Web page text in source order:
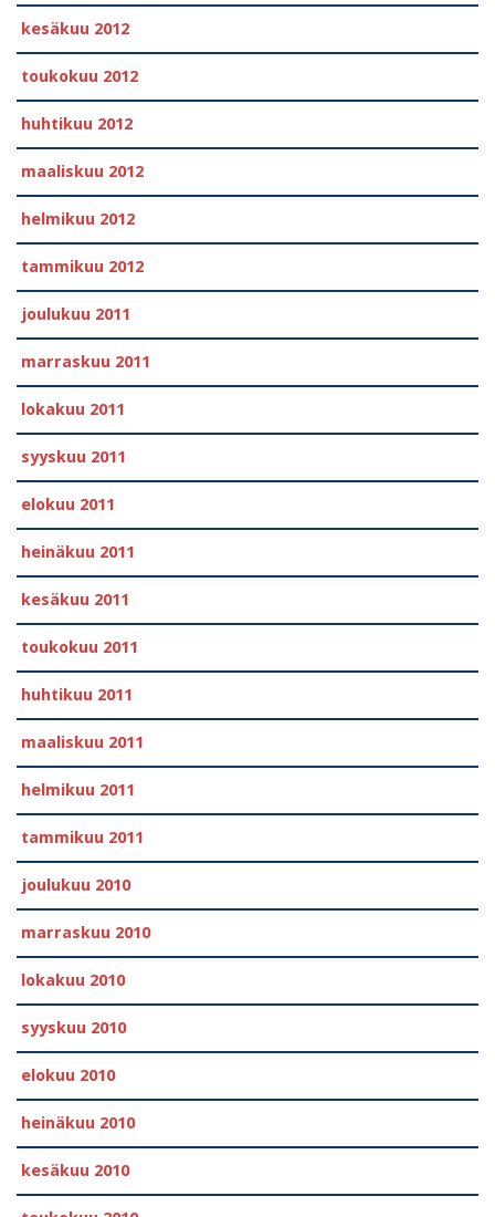
kesäkuu 2012
toukokuu 2012
huhtikuu 2012
maaliskuu 2012
helmikuu 2012
tammikuu 2012
joulukuu 2011
marraskuu 2011
lokakuu 2011
syyskuu 2011
elokuu 2011
heinäkuu 2011
kesäkuu 2011
toukokuu 2011
huhtikuu 2011
maaliskuu 2011
helmikuu 2011
tammikuu 2011
joulukuu 2010
marraskuu 2010
lokakuu 2010
syyskuu 2010
elokuu 2010
heinäkuu 2010
kesäkuu 2010